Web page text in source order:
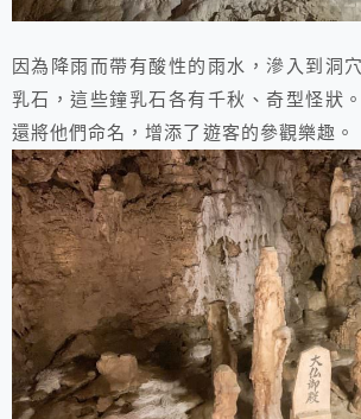
因為降雨而帶有酸性的雨水，滲入到洞
乳石，這些鐘乳石各有千秋、奇型怪狀
還將他們命名，增添了遊客的參觀樂趣。